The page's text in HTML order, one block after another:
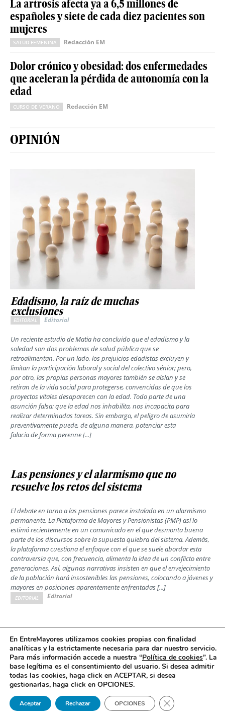
La artrosis afecta ya a 6,5 millones de
españoles y siete de cada diez pacientes son
mujeres
SALUD FEMENINA Redacción EM
Dolor crónico y obesidad: dos enfermedades
que aceleran la pérdida de autonomía con la
edad
CURSO DE VERANO Redacción EM
OPINIÓN
Edadismo, la raíz de muchas
exclusiones
EDITORIAL Editorial
Un reciente estudio de Matia ha concluido que el edadismo y la
soledad son dos problemas de salud pública que se
retroalimentan. Por un lado, los prejuicios edadistas excluyen y
limitan la participación laboral y social del colectivo sénior; pero,
por otro, las propias personas mayores también se aíslan y se
retiran de la vida social para protegerse, convencidas de que los
proyectos vitales desaparecen con la edad. Todo parte de una
asunción falsa: que la edad nos inhabilita, nos incapacita para
realizar determinadas tareas. Sin embargo, el peligro de asumirla
preventivamente puede, de alguna manera, potenciar esta
falacia de forma perenne [...]
Las pensiones y el alarmismo que no
resuelve los retos del sistema
El debate en torno a las pensiones parece instalado en un alarmismo
permanente. La Plataforma de Mayores y Pensionistas (PMP) así lo
estimó recientemente en un comunicado en el que desmonta buena
parte de los discursos sobre la supuesta quiebra del sistema. Además,
la plataforma cuestiona el enfoque con el que se suele abordar esta
controversia que, con frecuencia, alimenta la idea de un conflicto entre
generaciones. Así, algunas narrativas insisten en que el envejecimiento
de la población hará insostenibles las pensiones, colocando a jóvenes y
mayores en posiciones aparentemente enfrentadas [...]
EDITORIAL Editorial
Las familias ante la decisión de la Comisión
Interministerial de Precios del Medicamento
Opinión
Por Jesús Rodrigo, director ejecutivo de la Confederación Española de
Alzheimer y otras Demencias (Ceafa)
En EntreMayores utilizamos cookies propias con finalidad
analíticas y la estrictamente necesaria para dar nuestro servicio.
Para más información accede a nuestra “Política de cookies”. La
base legítima es el consentimiento del usuario. Si desea admitir
todas las cookies, haga click en ACEPTAR, si desea
gestionarlas, haga click en OPCIONES.
Aceptar Rechazar OPCIONES Cerrar el banner